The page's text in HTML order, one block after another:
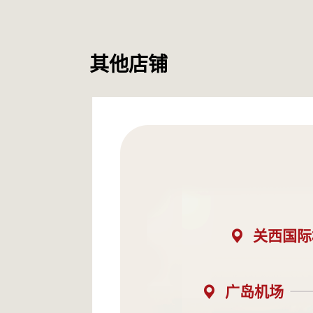
其他店铺
关西国
广岛机场